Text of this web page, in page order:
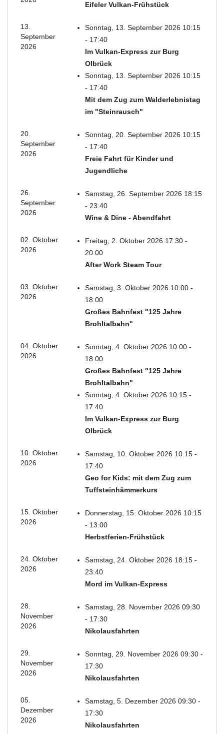
Eifeler Vulkan-Frühstück
13.
September
2026
Sonntag, 13. September 2026 10:15
- 17:40
Im Vulkan-Express zur Burg
Olbrück
Sonntag, 13. September 2026 10:15
- 17:40
Mit dem Zug zum Walderlebnistag
im "Steinrausch"
20.
September
2026
Sonntag, 20. September 2026 10:15
- 17:40
Freie Fahrt für Kinder und
Jugendliche
26.
September
2026
Samstag, 26. September 2026 18:15
- 23:40
Wine & Dine - Abendfahrt
02. Oktober
2026
Freitag, 2. Oktober 2026 17:30 -
20:00
After Work Steam Tour
03. Oktober
2026
Samstag, 3. Oktober 2026 10:00 -
18:00
Großes Bahnfest "125 Jahre
Brohltalbahn"
04. Oktober
2026
Sonntag, 4. Oktober 2026 10:00 -
18:00
Großes Bahnfest "125 Jahre
Brohltalbahn"
Sonntag, 4. Oktober 2026 10:15 -
17:40
Im Vulkan-Express zur Burg
Olbrück
10. Oktober
2026
Samstag, 10. Oktober 2026 10:15 -
17:40
Geo for Kids: mit dem Zug zum
Tuffsteinhämmerkurs
15. Oktober
2026
Donnerstag, 15. Oktober 2026 10:15
- 13:00
Herbstferien-Frühstück
24. Oktober
2026
Samstag, 24. Oktober 2026 18:15 -
23:40
Mord im Vulkan-Express
28.
November
2026
Samstag, 28. November 2026 09:30
- 17:30
Nikolausfahrten
29.
November
2026
Sonntag, 29. November 2026 09:30 -
17:30
Nikolausfahrten
05.
Dezember
2026
Samstag, 5. Dezember 2026 09:30 -
17:30
Nikolausfahrten